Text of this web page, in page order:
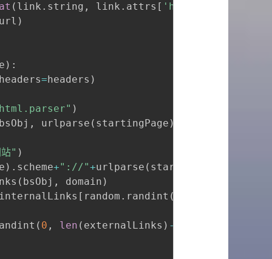
( link . string , link . attrs [ 'href'
url )
) :
headers=headers )
)
bsObj , urlparse ( startingPage )
" )
) . scheme+"://"+urlparse ( startingPage
( bsObj , domain )
internalLinks [ random . randint (
( 0 , len ( externalLinks ) -